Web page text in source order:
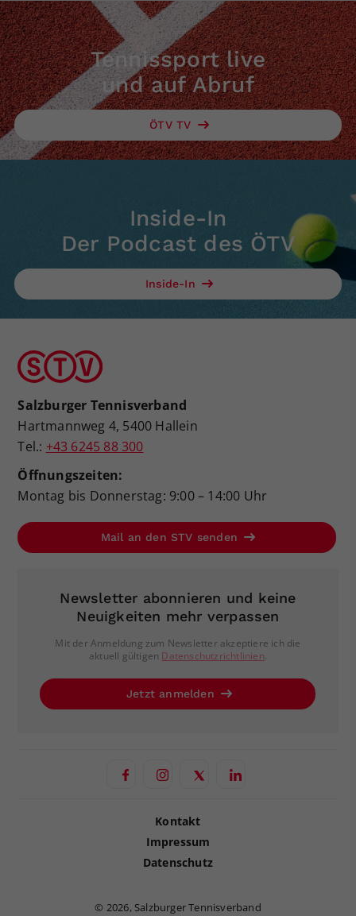
Tennissport live
und auf Abruf
ÖTV TV
Inside-In
Der Podcast des ÖTV
Inside-In
Salzburger Tennisverband
Hartmannweg 4, 5400 Hallein
Tel.: +43 6245 88 300
Öffnungszeiten:
Montag bis Donnerstag: 9:00 – 14:00 Uhr
Mail an den STV senden
Newsletter abonnieren und keine
Neuigkeiten mehr verpassen
Mit der Anmeldung zum Newsletter akzeptiere ich die
aktuell gültigen Datenschutzrichtlinien.
Jetzt anmelden
Kontakt
Impressum
Datenschutz
© 2026, Salzburger Tennisverband